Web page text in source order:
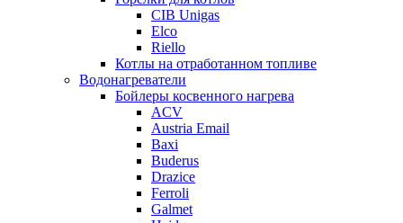
CIB Unigas
Elco
Riello
Котлы на отработанном топливе
Водонагреватели
Бойлеры косвенного нагрева
ACV
Austria Email
Baxi
Buderus
Drazice
Ferroli
Galmet